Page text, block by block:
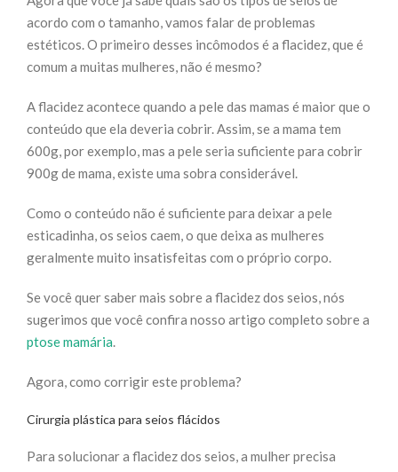
acordo com o tamanho, vamos falar de problemas
estéticos. O primeiro desses incômodos é a flacidez, que é
comum a muitas mulheres, não é mesmo?
A flacidez acontece quando a pele das mamas é maior que o
conteúdo que ela deveria cobrir. Assim, se a mama tem
600g, por exemplo, mas a pele seria suficiente para cobrir
900g de mama, existe uma sobra considerável.
Como o conteúdo não é suficiente para deixar a pele
esticadinha, os seios caem, o que deixa as mulheres
geralmente muito insatisfeitas com o próprio corpo.
Se você quer saber mais sobre a flacidez dos seios, nós
sugerimos que você confira nosso artigo completo sobre a
ptose mamária.
Agora, como corrigir este problema?
Cirurgia plástica para seios flácidos
Para solucionar a flacidez dos seios, a mulher precisa